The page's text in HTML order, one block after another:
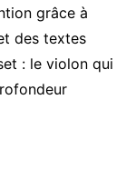
grâce à
des textes
: le violon qui